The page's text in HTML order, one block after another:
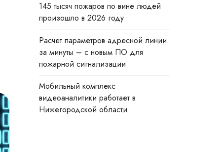
145 тысяч пожаров по вине людей
произошло в 2026 году
Расчет параметров адресной линии
за минуты – с новым ПО для
пожарной сигнализации
Мобильный комплекс
видеоаналитики работает в
Нижегородской области